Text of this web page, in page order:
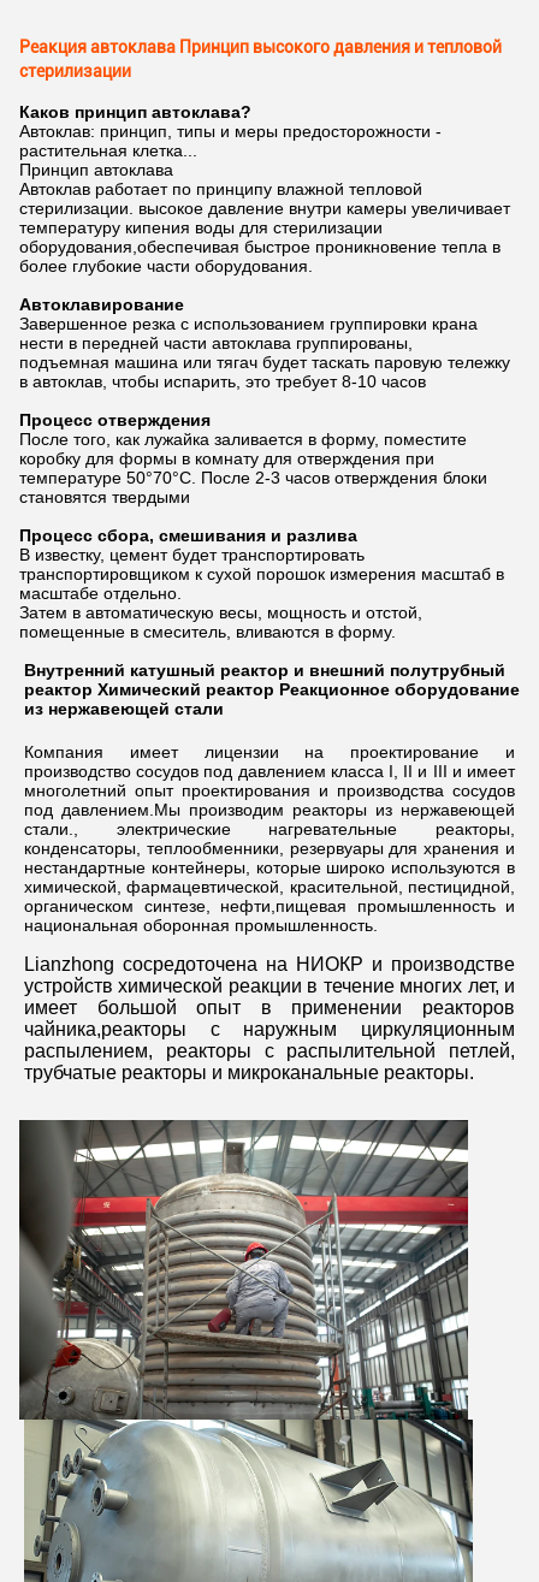
Реакция автоклава Принцип высокого давления и тепловой
стерилизации
Каков принцип автоклава?
Автоклав: принцип, типы и меры предосторожности -
растительная клетка...
Принцип автоклава
Автоклав работает по принципу влажной тепловой
стерилизации. высокое давление внутри камеры увеличивает
температуру кипения воды для стерилизации
оборудования,обеспечивая быстрое проникновение тепла в
более глубокие части оборудования.
Автоклавирование
Завершенное резка с использованием группировки крана
нести в передней части автоклава группированы,
подъемная машина или тягач будет таскать паровую тележку
в автоклав, чтобы испарить, это требует 8-10 часов
Процесс отверждения
После того, как лужайка заливается в форму, поместите
коробку для формы в комнату для отверждения при
температуре 50°70°C. После 2-3 часов отверждения блоки
становятся твердыми
Процесс сбора, смешивания и разлива
В известку, цемент будет транспортировать
транспортировщиком к сухой порошок измерения масштаб в
масштабе отдельно.
Затем в автоматическую весы, мощность и отстой,
помещенные в смеситель, вливаются в форму.
Внутренний катушный реактор и внешний полутрубный
реактор Химический реактор Реакционное оборудование
из нержавеющей стали
Компания имеет лицензии на проектирование и
производство сосудов под давлением класса I, II и III и имеет
многолетний опыт проектирования и производства сосудов
под давлением.Мы производим реакторы из нержавеющей
стали., электрические нагревательные реакторы,
конденсаторы, теплообменники, резервуары для хранения и
нестандартные контейнеры, которые широко используются в
химической, фармацевтической, красительной, пестицидной,
органическом синтезе, нефти,пищевая промышленность и
национальная оборонная промышленность.
Lianzhong сосредоточена на НИОКР и производстве
устройств химической реакции в течение многих лет, и
имеет большой опыт в применении реакторов
чайника,реакторы с наружным циркуляционным
распылением, реакторы с распылительной петлей,
трубчатые реакторы и микроканальные реакторы.